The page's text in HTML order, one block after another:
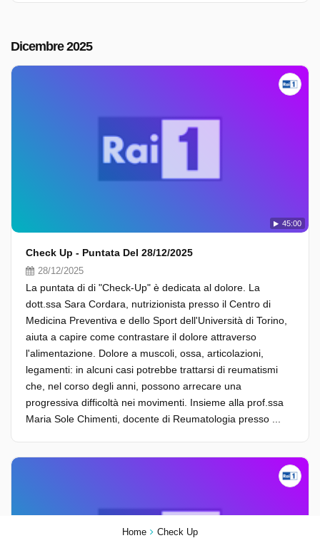
Home Check Up
Dicembre 2025
45:00
Check Up - Puntata Del 28/12/2025
28/12/2025
La puntata di di "Check-Up" è dedicata al dolore. La
dott.ssa Sara Cordara, nutrizionista presso il Centro di
Medicina Preventiva e dello Sport dell'Università di Torino,
aiuta a capire come contrastare il dolore attraverso
l'alimentazione. Dolore a muscoli, ossa, articolazioni,
legamenti: in alcuni casi potrebbe trattarsi di reumatismi
che, nel corso degli anni, possono arrecare una
progressiva difficoltà nei movimenti. Insieme alla prof.ssa
Maria Sole Chimenti, docente di Reumatologia presso ...